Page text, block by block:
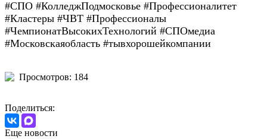
#СПО #КолледжПодмосковье #Профессионалитет
#Кластеры #ЧВТ #Профессионалы
#ЧемпионатВысокихТехнологий #СПОмедиа
#Московскаяобласть #тывхорошейкомпании
Просмотров: 184
Поделиться:
Еще новости